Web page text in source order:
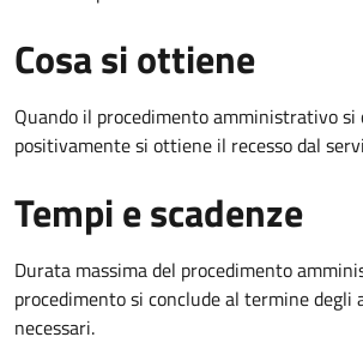
Cosa si ottiene
Quando il procedimento amministrativo si
positivamente si ottiene il recesso dal
Tempi e scadenze
Durata massima del procedimento
procedimento si conclude al termine degli
necessari.